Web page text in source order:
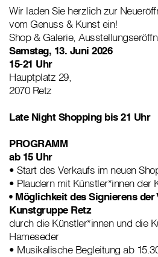
Wir laden Sie herzlich zur
vom Genuss & Kunst ein!
Shop & Galerie,
Samstag, 13. Juni 2026
15-21 Uhr
Hauptplatz 29,
2070 Retz
Late Night Shopping bis 21 Uhr
PROGRAMM
ab 15 Uhr
• Start des Verkaufs im neuen
• Plaudern mit Künstler*innen der
• Möglichkeit des Signierens
Kunstgruppe Retz
durch die Künstler*innen und die
Hameseder
• Musikalische Begleitung ab